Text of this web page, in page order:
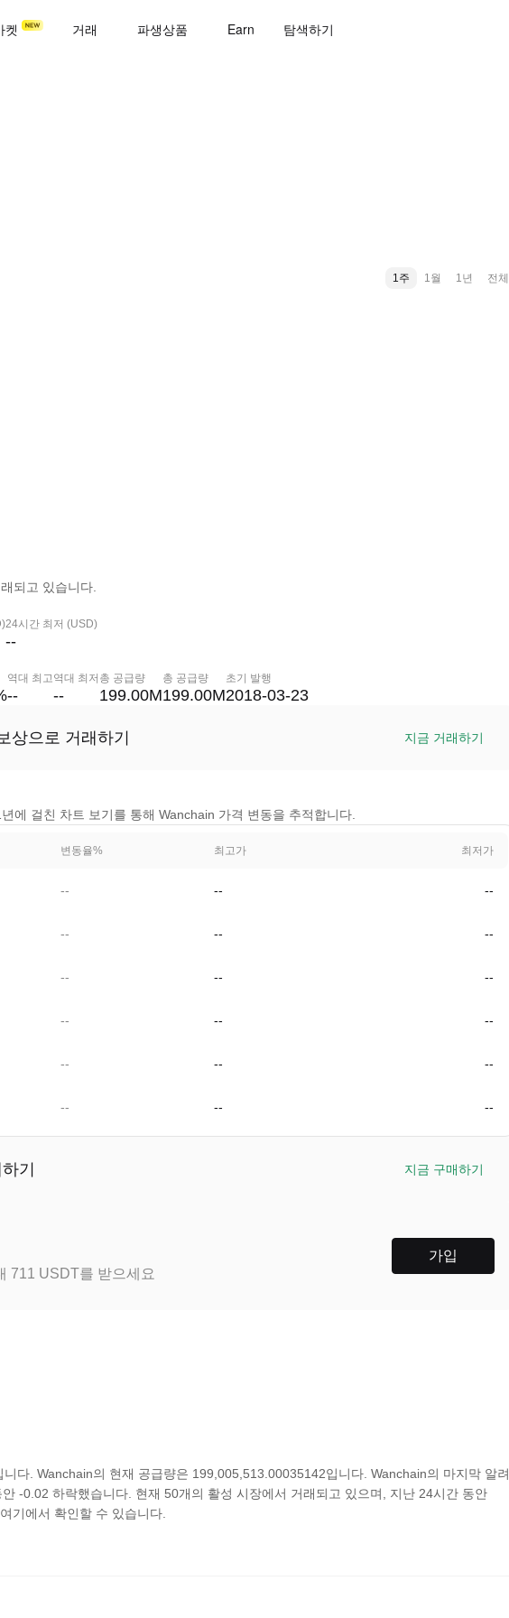
켓 거래 파생상품 Earn 탐색하기
1주 1월 1년 전체
되고 있습니다.
24시간 최저 (USD)
--
역대 최고
--
역대 최저
--
총 공급량
199.00M
총 공급량
199.00M
초기 발행
2018-03-23
상으로 거래하기 지금 거래하기
에 걸친 차트 보기를 통해 Wanchain 가격 변동을 추적합니다.
변동율% 최고가 최저가
-- -- --
-- -- --
-- -- --
-- -- --
-- -- --
-- -- --
기 지금 구매하기
711 USDT를 받으세요
가입
다. Wanchain의 현재 공급량은 199,005,513.00035142입니다. Wanchain의 마지막 알려
-0.02 하락했습니다. 현재 50개의 활성 시장에서 거래되고 있으며, 지난 24시간 동안
기에서 확인할 수 있습니다.